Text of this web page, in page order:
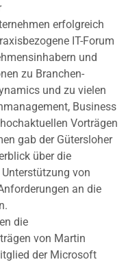
erfolgreich
IT-Forum
und
zu Branchen-
und zu vielen
Business
Vorträgen
gab der Gütersloher
über die
von
an die
die
von Martin
der Microsoft